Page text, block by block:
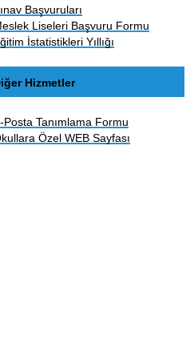
Başvuruları
Liseleri Başvuru Formu
İstatistikleri Yıllığı
Hizmetler
Posta Tanımlama Formu
Özel WEB Sayfası